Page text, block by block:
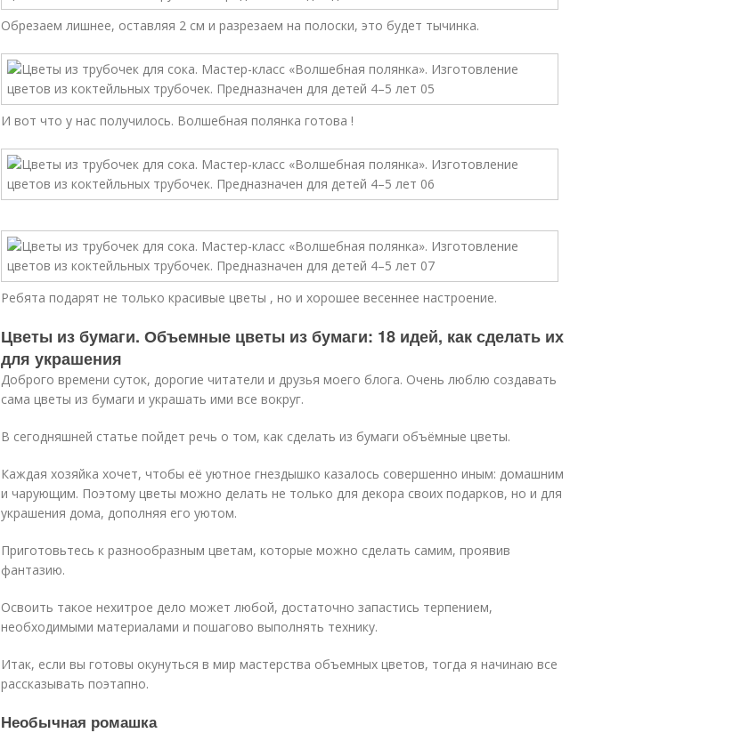
Обрезаем лишнее, оставляя 2 см и разрезаем на полоски, это будет тычинка.
И вот что у нас получилось. Волшебная полянка готова !
Ребята подарят не только красивые цветы , но и хорошее весеннее настроение.
Цветы из бумаги. Объемные цветы из бумаги: 18 идей, как сделать их
для украшения
Доброго времени суток, дорогие читатели и друзья моего блога. Очень люблю создавать
сама цветы из бумаги и украшать ими все вокруг.
В сегодняшней статье пойдет речь о том, как сделать из бумаги объёмные цветы.
Каждая хозяйка хочет, чтобы её уютное гнездышко казалось совершенно иным: домашним
и чарующим. Поэтому цветы можно делать не только для декора своих подарков, но и для
украшения дома, дополняя его уютом.
Приготовьтесь к разнообразным цветам, которые можно сделать самим, проявив
фантазию.
Освоить такое нехитрое дело может любой, достаточно запастись терпением,
необходимыми материалами и пошагово выполнять технику.
Итак, если вы готовы окунуться в мир мастерства объемных цветов, тогда я начинаю все
рассказывать поэтапно.
Необычная ромашка